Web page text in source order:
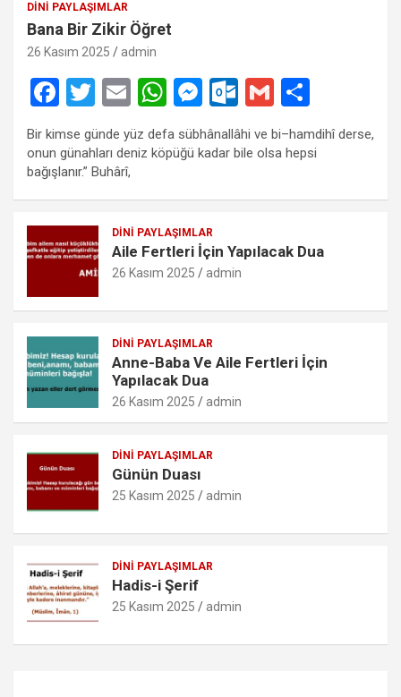
DINI PAYLAŞIMLAR
Bana Bir Zikir Öğret
26 Kasım 2025 admin
F
ce
b
o
o
k
T
wi
tt
er
E
m
ail
W
h
at
A
p
p
M
es
se
g
er
O
ut
lo
k.
o
G
m
ail
h
ar
Bir kimse günde yüz defa sübhânallâhi ve bi–hamdihî derse,
onun günahları deniz köpüğü kadar bile olsa hepsi
bağışlanır.” Buhârî,
DINI PAYLAŞIMLAR
Aile Fertleri İçin Yapılacak Dua
26 Kasım 2025 admin
DINI PAYLAŞIMLAR
Anne-Baba Ve Aile Fertleri İçin
Yapılacak Dua
26 Kasım 2025 admin
DINI PAYLAŞIMLAR
Günün Duası
25 Kasım 2025 admin
DINI PAYLAŞIMLAR
Hadis-i Şerif
25 Kasım 2025 admin